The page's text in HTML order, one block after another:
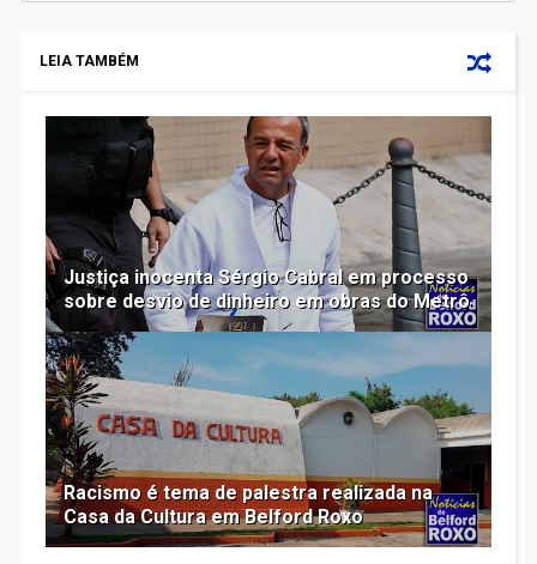
LEIA TAMBÉM
Justiça inocenta Sérgio Cabral em processo
sobre desvio de dinheiro em obras do Metrô
Racismo é tema de palestra realizada na
Casa da Cultura em Belford Roxo